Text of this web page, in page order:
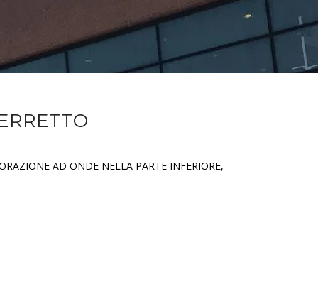
AD ONDE NELLA PARTE INFERIORE,